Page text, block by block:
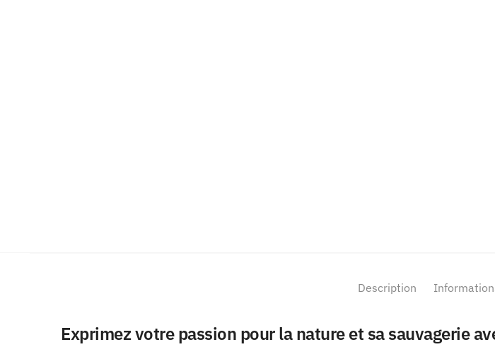
Description
Exprimez votre passion pour la nature et sa sauvagerie